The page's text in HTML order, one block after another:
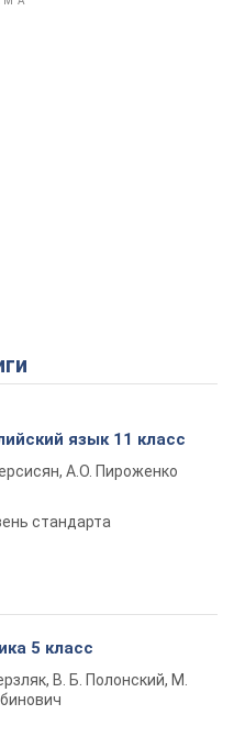
язык 11 класс
А.О. Пироженко
стандарта
5 класс
В. Б. Полонский, М.